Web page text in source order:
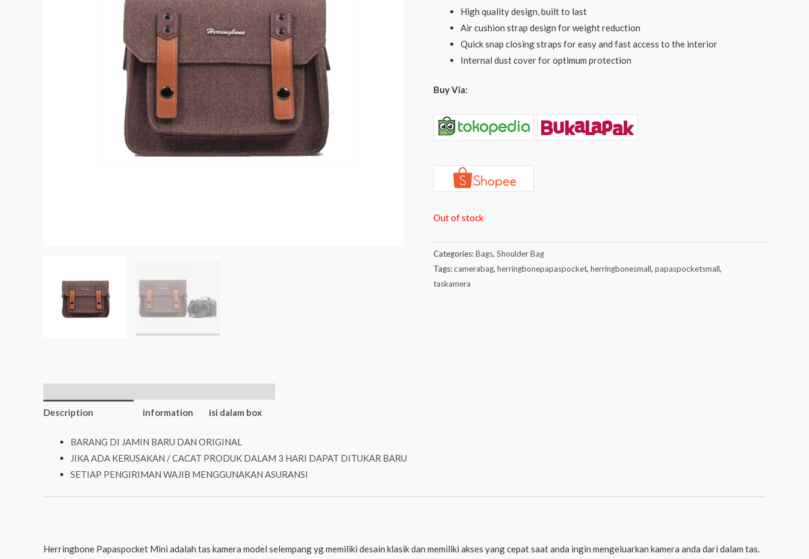
High quality design, built to last
Air cushion strap design for weight reduction
Quick snap closing straps for easy and fast access to the interior
Internal dust cover for optimum protection
Buy Via:
Out of stock
Categories:Bags, Shoulder Bag
Tags:camerabag, herringbonepapaspocket, herringbonesmall, papaspocketsmall,
taskamera
Description
information
isi dalam box
BARANG DI JAMIN BARU DAN ORIGINAL
JIKA ADA KERUSAKAN / CACAT PRODUK DALAM 3 HARI DAPAT DITUKAR BARU
SETIAP PENGIRIMAN WAJIB MENGGUNAKAN ASURANSI
Herringbone Papaspocket Mini adalah tas kamera model selempang yg memiliki desain klasik dan memiliki akses yang cepat saat anda ingin mengeluarkan kamera anda dari dalam tas.